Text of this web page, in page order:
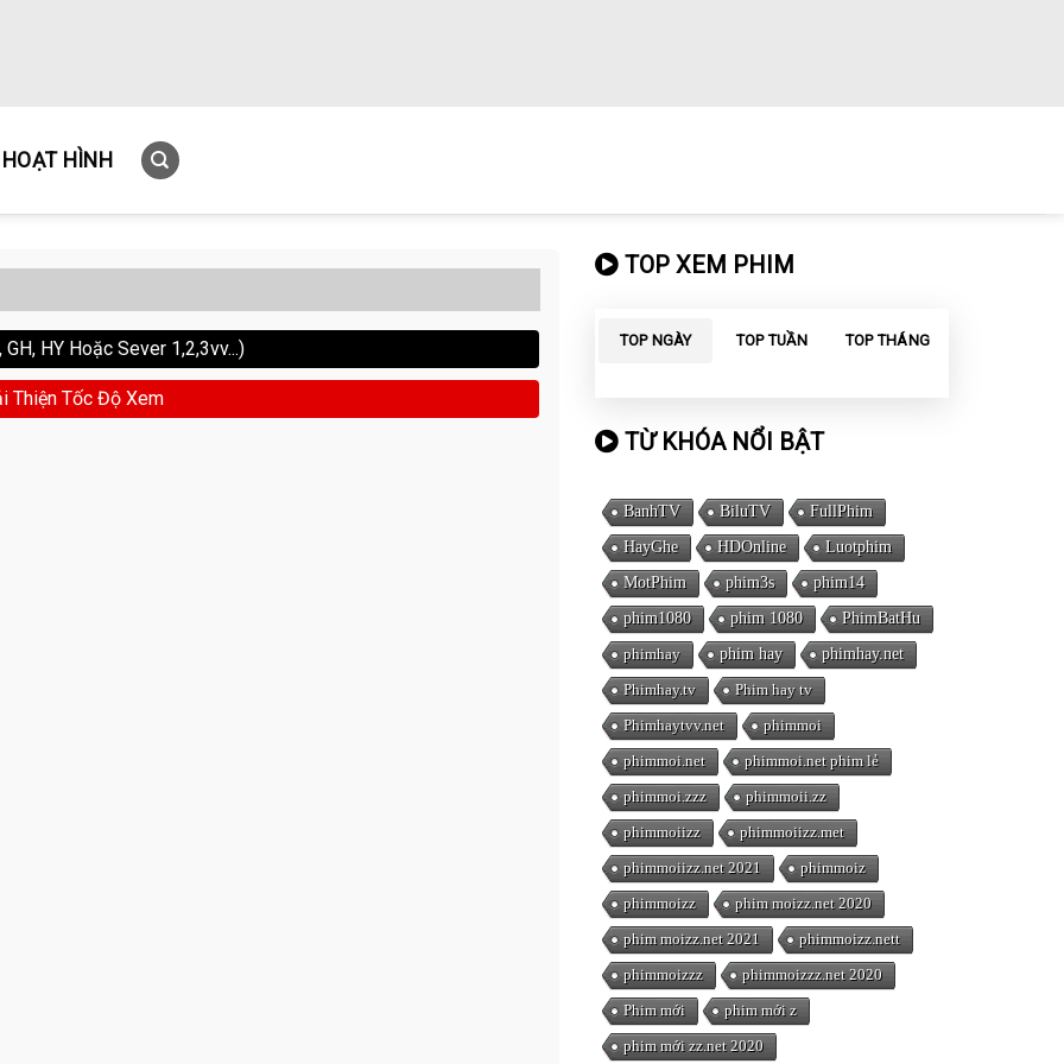
HOẠT HÌNH
HY Hoặc Sever 1,2,3vv...)
Thiện Tốc Độ Xem
TOP XEM PHIM
TOP NGÀY TOP TUẦN TOP THÁNG
TỪ KHÓA NỔI BẬT
BanhTV BiluTV
FullPhim
HayGhe
HDOnline
Luotphim
MotPhim
phim3s
phim14
phim1080
phim 1080
PhimBatHu
phimhay
phim hay
phimhay.net
Phimhay.tv
Phim hay tv
Phimhaytvv.net
phimmoi
phimmoi.net
phimmoi.net phim lẻ
phimmoi.zzz
phimmoii.zz
phimmoiizz
phimmoiizz.met
phimmoiizz.net 2021
phimmoiz
phimmoizz
phim moizz.net 2020
phim moizz.net 2021
phimmoizz.nett
phimmoizzz
phimmoizzz.net 2020
Phim mới
phim mới z
phim mới zz.net 2020